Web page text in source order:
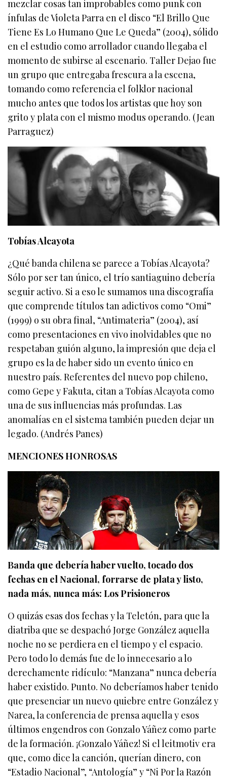
mezclar cosas tan improbables como punk con
ínfulas de Violeta Parra en el disco “El Brillo Que
Tiene Es Lo Humano Que Le Queda” (2004), sólido
en el estudio como arrollador cuando llegaba el
momento de subirse al escenario. Taller Dejao fue
un grupo que entregaba frescura a la escena,
tomando como referencia el folklor nacional
mucho antes que todos los artistas que hoy son
grito y plata con el mismo modus operando. (Jean
Parraguez)
Tobías Alcayota
¿Qué banda chilena se parece a Tobías Alcayota?
Sólo por ser tan único, el trío santiaguino debería
seguir activo. Si a eso le sumamos una discografía
que comprende títulos tan adictivos como “Omi”
(1999) o su obra final, “Antimateria” (2004), así
como presentaciones en vivo inolvidables que no
respetaban guión alguno, la impresión que deja el
grupo es la de haber sido un evento único en
nuestro país. Referentes del nuevo pop chileno,
como Gepe y Fakuta, citan a Tobías Alcayota como
una de sus influencias más profundas. Las
anomalías en el sistema también pueden dejar un
legado. (Andrés Panes)
MENCIONES HONROSAS
Banda que debería haber vuelto, tocado dos
fechas en el Nacional, forrarse de plata y listo,
nada más, nunca más: Los Prisioneros
O quizás esas dos fechas y la Teletón, para que la
diatriba que se despachó Jorge González aquella
noche no se perdiera en el tiempo y el espacio.
Pero todo lo demás fue de lo innecesario a lo
derechamente ridículo: “Manzana” nunca debería
haber existido. Punto. No deberíamos haber tenido
que presenciar un nuevo quiebre entre González y
Narea, la conferencia de prensa aquella y esos
últimos engendros con Gonzalo Yáñez como parte
de la formación. ¡Gonzalo Yáñez! Si el leitmotiv era
que, como dice la canción, querían dinero, con
“Estadio Nacional”, “Antología” y “Ni Por la Razón